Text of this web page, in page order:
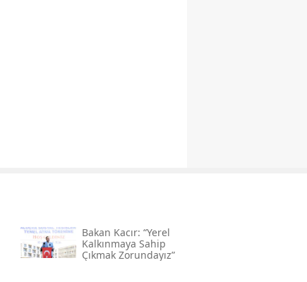
Bakan Kacır: “yerel
Kalkınmaya Sahip
Çıkmak Zorundayız”